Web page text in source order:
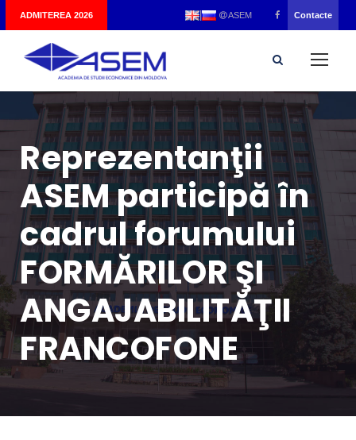
ADMITEREA 2026 ASEM Contacte
Reprezentanţii
ASEM participă în
cadrul forumului
FORMĂRILOR ŞI
ANGAJABILITĂŢII
FRANCOFONE